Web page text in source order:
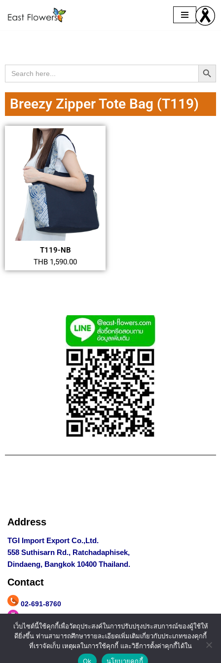
Search
for:
Search Button
Breezy Zipper Tote Bag (T119)
T119-NB
THB 1,590.00
Address
TGI Import Export Co.,Ltd.
558 Suthisarn Rd., Ratchadaphisek,
Dindaeng, Bangkok 10400 Thailand.
Contact
02-691-8760
admin_ef@ethosgr.com
@east-flowers.com
เว็บไซต์นี้ใช้คุกกี้เพื่อวัตถุประสงค์ในการปรับปรุงประสบการณ์ของผู้ใช้ให้
ดียิ่งขึ้น ท่านสามารถศึกษารายละเอียดเพิ่มเติมเกี่ยวกับประเภทของคุกกี้
ที่เราจัดเก็บ เหตุผลในการใช้คุกกี้ และวิธีการตั้งค่าคุกกี้ได้ใน
Ok
นโยบายคุกกี้